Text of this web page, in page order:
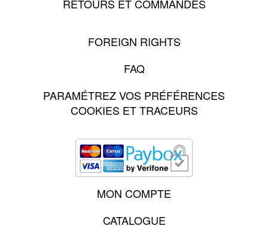
RETOURS ET COMMANDES
FOREIGN RIGHTS
FAQ
PARAMÉTREZ VOS PRÉFÉRENCES
COOKIES ET TRACEURS
MON COMPTE
CATALOGUE